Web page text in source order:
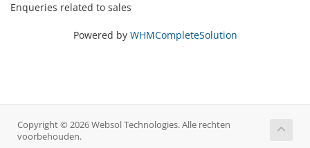
Enqueries related to sales
Powered by WHMCompleteSolution
Copyright © 2026 Websol Technologies. Alle rechten
voorbehouden.